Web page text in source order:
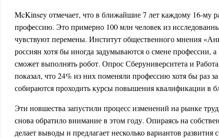
McKinsey отмечает, что в ближайшие 7 лет каждому 16-му
профессию. Это примерно 100 млн человек из
чувствуют перемены. Институт общественного мнения
россиян хотя бы иногда задумываются о смене профессии,
сможет выполнять робот. Опрос Сберуниверситета и
показал, что 24% из них поменяли профессию хотя бы раз
собираются проходить курсы повышения квалификации в
Эти новшества запустили процесс изменений на рынке
снова обратило внимание в этом году. Опираясь на
делает выводы и предлагает несколько вариантов